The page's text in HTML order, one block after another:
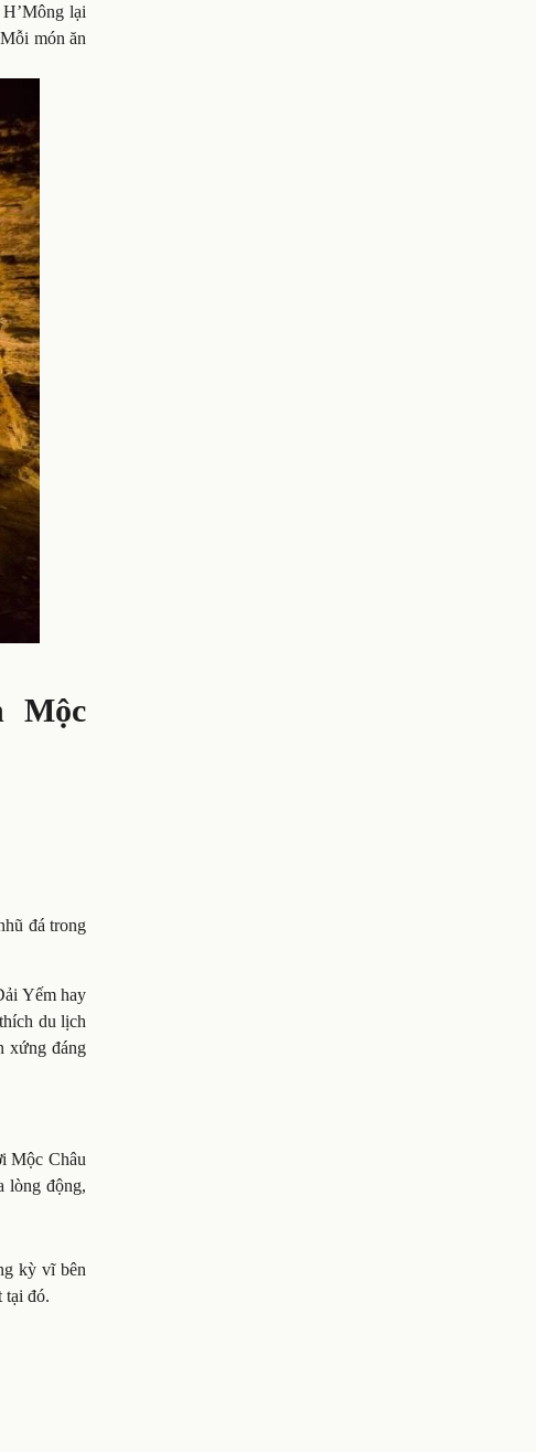
lại
món ăn
Mộc
đá trong
Yếm hay
du lịch
xứng đáng
Mộc Châu
lòng động,
kỳ vĩ bên
tại đó.